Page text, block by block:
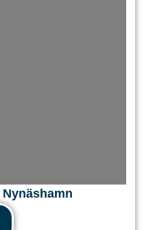
Nynäshamn